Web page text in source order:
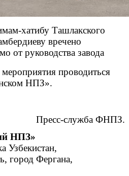
хатибу Ташлакского
вречено
от руководства завода
проводиться
НПЗ».
Пресс-служба ФНПЗ.
НПЗ»
Узбекистан,
город Фергана,